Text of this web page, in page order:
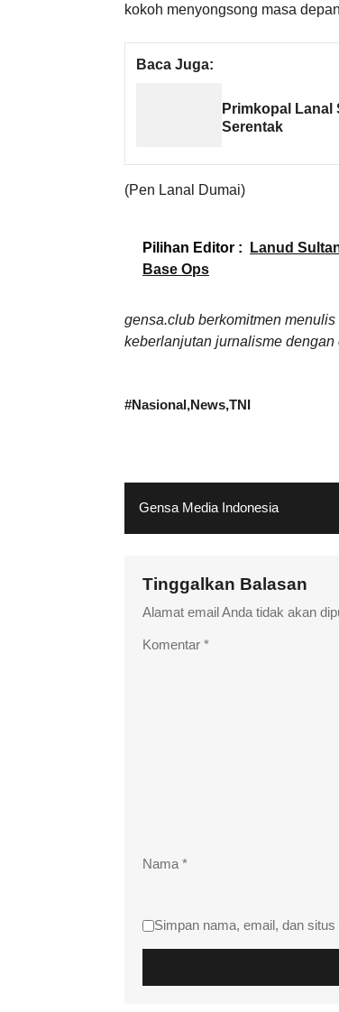
kokoh menyongsong masa
Baca Juga:
Primkopal Lanal
Serentak
(Pen Lanal Dumai)
Pilihan Editor :
Lanud
Base Ops
gensa.club berkomitmen
keberlanjutan jurnalisme dengan
#Nasional News TNI
Gensa Media Indonesia
Tinggalkan Balasan
Alamat email Anda tidak akan
Komentar *
Nama *
Simpan nama, email, dan